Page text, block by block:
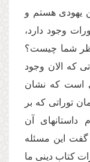
یهودی هستم و
وجود دارد،
شما چیست؟
که الان وجود
است که نشان
توراتی که بر
آن
این مسئله
کتاب دینی ما